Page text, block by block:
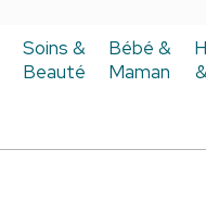
Soins &
Beauté
Bébé &
Maman